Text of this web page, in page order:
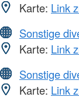
Karte: Link
Sonstige
Karte: Link
Sonstige
Karte: Link